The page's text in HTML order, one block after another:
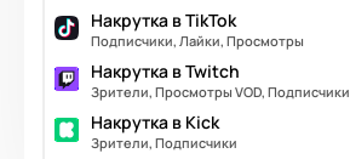
Накрутка в TikTok
Подписчики, Лайки, Просмотры
Накрутка в Twitch
Зрители, Просмотры VOD, Подписчики
Накрутка в Kick
Зрители, Подписчики